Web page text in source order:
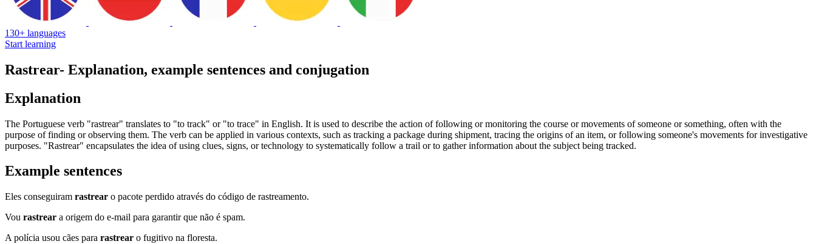
130+ languages
Start learning
Rastrear- Explanation, example sentences and conjugation
Explanation
The Portuguese verb "rastrear" translates to "to track" or "to trace" in English. It is used to describe the action of following or monitoring the course or movements of someone or something, often with the
purpose of finding or observing them. The verb can be applied in various contexts, such as tracking a package during shipment, tracing the origins of an item, or following someone's movements for investigative
purposes. "Rastrear" encapsulates the idea of using clues, signs, or technology to systematically follow a trail or to gather information about the subject being tracked.
Example sentences
Eles conseguiram rastrear o pacote perdido através do código de rastreamento.
Vou rastrear a origem do e-mail para garantir que não é spam.
A polícia usou cães para rastrear o fugitivo na floresta.